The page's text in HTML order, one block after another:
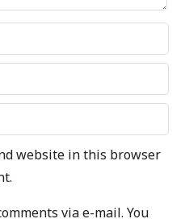
website in this browser
via e-mail. You